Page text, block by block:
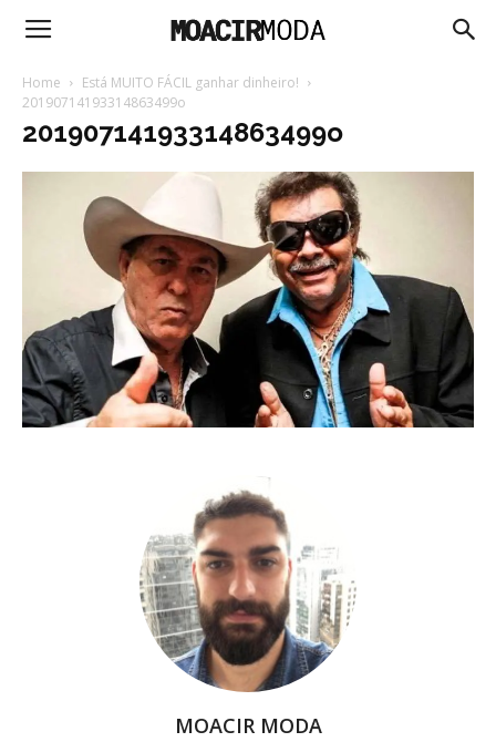
Moacir
Moda
Home
Está MUITO FÁCIL ganhar dinheiro!
20190714193314863499o
20190714193314863499o
MOACIR MODA